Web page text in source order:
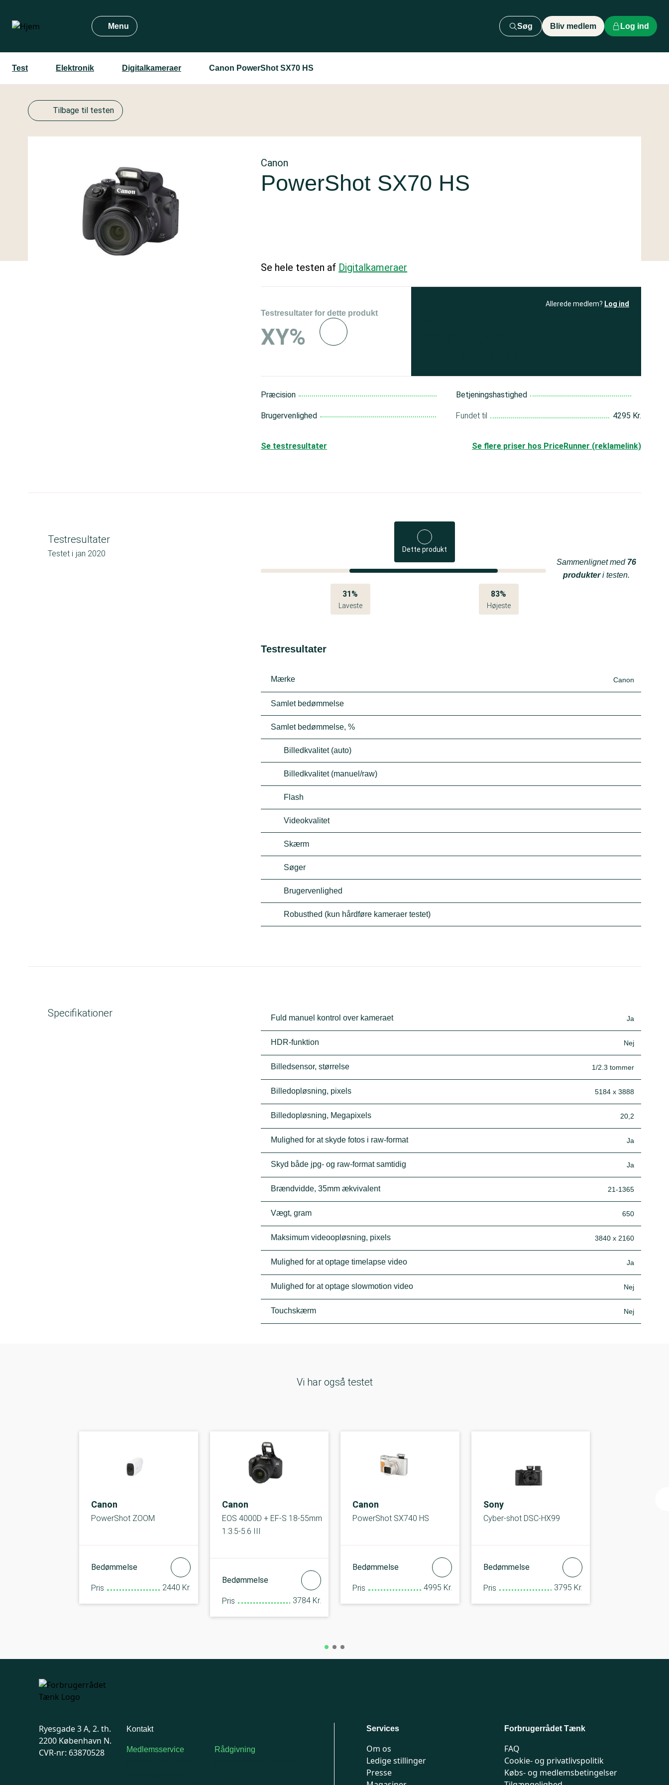
hovedindhold
Menu Søg Bliv medlem Log ind
Test Elektronik Digitalkameraer Canon PowerShot SX70 HS
Tilbage til testen
Canon
PowerShot SX70 HS
Se hele testen af Digitalkameraer
Testresultater for dette produkt
XY%
Allerede medlem? Log ind
Præcision
Brugervenlighed
Betjeningshastighed
Fundet til 4295 Kr.
Se flere priser hos PriceRunner (reklamelink)
Se testresultater
Testresultater
Testet i jan 2020 Dette produkt
31%
Laveste
83%
Højeste
Sammenlignet med 76
produkteri testen.
Testresultater
Mærke Canon
Samlet bedømmelse
Samlet bedømmelse, %
Billedkvalitet (auto)
Billedkvalitet (manuel/raw)
Flash
Videokvalitet
Skærm
Søger
Brugervenlighed
Robusthed (kun hårdføre kameraer testet)
Specifikationer Fuld manuel kontrol over kameraet Ja
HDR-funktion Nej
Billedsensor, størrelse 1/2.3 tommer
Billedopløsning, pixels 5184 x 3888
Billedopløsning, Megapixels 20,2
Mulighed for at skyde fotos i raw-format Ja
Skyd både jpg- og raw-format samtidig Ja
Brændvidde, 35mm ækvivalent 21-1365
Vægt, gram 650
Maksimum videoopløsning, pixels 3840 x 2160
Mulighed for at optage timelapse video Ja
Mulighed for at optage slowmotion video Nej
Touchskærm Nej
Vi har også testet
Canon
PowerShot ZOOM
Bedømmelse
Pris 2440 Kr.
Canon
EOS 4000D + EF-S 18-55mm
1:3.5-5.6 III
Bedømmelse
Pris 3784 Kr.
Canon
PowerShot SX740 HS
Bedømmelse
Pris 4995 Kr.
Sony
Cyber-shot DSC-HX99
Bedømmelse
Pris 3795 Kr.
Ryesgade 3 A, 2. th.
2200 København N.
CVR-nr: 63870528
Kontakt
Medlemsservice Rådgivning
Services
Om os
Ledige stillinger
Presse
Forbrugerrådet Tænk
FAQ
Cookie- og privatlivspolitik
Købs- og medlemsbetingelser